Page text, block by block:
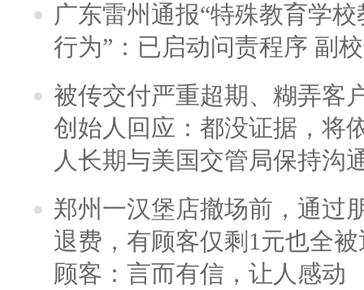
广东雷州通报“特殊教育学
行为”：已启动问责程序 副
被传交付严重超期、糊弄客
创始人回应：都没证据，将
人长期与美国交管局保持沟
郑州一汉堡店撤场前，通过
退费，有顾客仅剩1元也全
顾客：言而有信，让人感动